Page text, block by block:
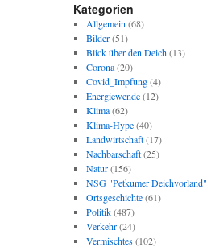
Kategorien
Allgemein (68)
Bilder(51)
Blick über den Deich(13)
Corona(20)
Covid_Impfung(4)
Energiewende(12)
Klima(62)
Klima-Hype(40)
Landwirtschaft(17)
Nachbarschaft(25)
Natur(156)
NSG "Petkumer Deichvorland"
Ortsgeschichte(61)
Politik(487)
Verkehr(24)
Vermischtes(102)